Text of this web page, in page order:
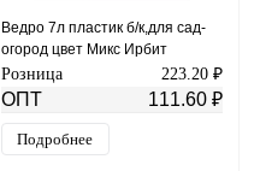
Ведро 7л пластик б/к,для сад-
огород цвет Микс Ирбит
Розница 223.20 ₽
ОПТ 111.60 ₽
Подробнее